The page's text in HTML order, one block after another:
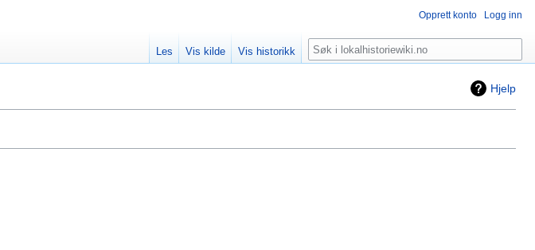
Hjelp
Opprett konto Logg inn
Les Vis kilde Vis historikk Søk